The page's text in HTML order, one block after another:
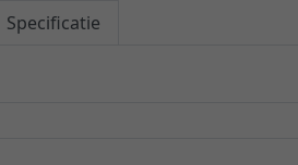
Specificatie